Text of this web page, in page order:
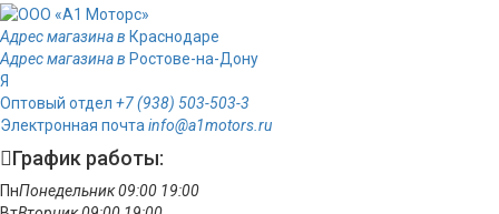
Адрес магазина в Краснодаре
Адрес магазина в Ростове-на-Дону
Я
Оптовый отдел +7 (938) 503-503-3
Электронная почта info@a1motors.ru
График работы:
ПнПонедельник09:00 19:00